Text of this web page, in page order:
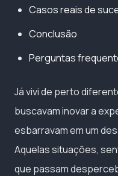
Casos reais de
Conclusão
Perguntas
Já vivi de perto
buscavam inovar a
esbarravam em um
Aquelas situações,
que passam